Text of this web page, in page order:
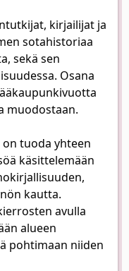
kirjailijat ja
sotahistoriaa
sekä sen
Osana
muodostaan.
tuoda yhteen
käsittelemään
kautta.
avulla
alueen
pohtimaan niiden